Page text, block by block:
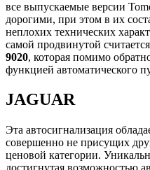
все выпускаемые версии
дорогими, при этом в их
неплохих технических
самой продвинутой
9020, которая помимо
функцией автоматического
JAGUAR
Эта автосигнализация
совершенно не присущих
ценовой категории.
достигнутая возможностью